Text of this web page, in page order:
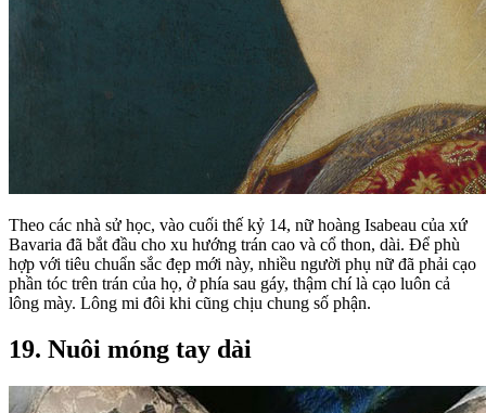
Theo các nhà sử học, vào cuối thế kỷ 14, nữ hoàng Isabeau của xứ
Bavaria đã bắt đầu cho xu hướng trán cao và cổ thon, dài. Để phù
hợp với tiêu chuẩn sắc đẹp mới này, nhiều người phụ nữ đã phải cạo
phần tóc trên trán của họ, ở phía sau gáy, thậm chí là cạo luôn cả
lông mày. Lông mi đôi khi cũng chịu chung số phận.
19. Nuôi móng tay dài